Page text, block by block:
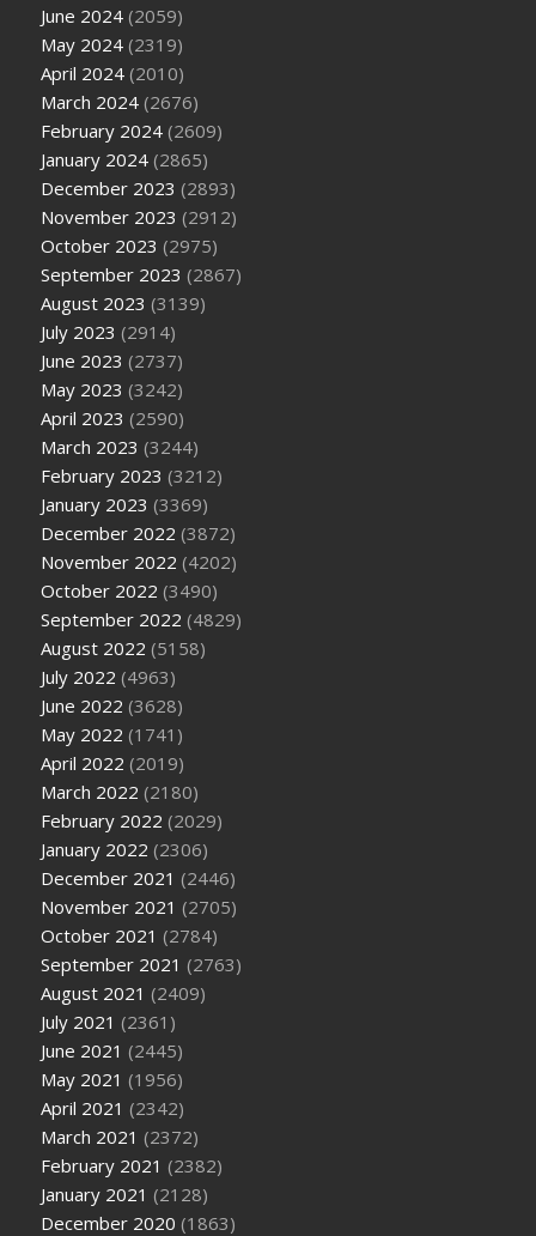
June 2024 (2059)
May 2024 (2319)
April 2024 (2010)
March 2024 (2676)
February 2024 (2609)
January 2024 (2865)
December 2023 (2893)
November 2023 (2912)
October 2023 (2975)
September 2023 (2867)
August 2023 (3139)
July 2023 (2914)
June 2023 (2737)
May 2023 (3242)
April 2023 (2590)
March 2023 (3244)
February 2023 (3212)
January 2023 (3369)
December 2022 (3872)
November 2022 (4202)
October 2022 (3490)
September 2022 (4829)
August 2022 (5158)
July 2022 (4963)
June 2022 (3628)
May 2022 (1741)
April 2022 (2019)
March 2022 (2180)
February 2022 (2029)
January 2022 (2306)
December 2021 (2446)
November 2021 (2705)
October 2021 (2784)
September 2021 (2763)
August 2021 (2409)
July 2021 (2361)
June 2021 (2445)
May 2021 (1956)
April 2021 (2342)
March 2021 (2372)
February 2021 (2382)
January 2021 (2128)
December 2020 (1863)